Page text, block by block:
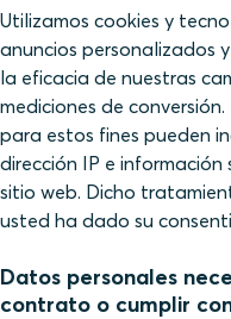
Utilizamos cookies y
anuncios personalizados
la eficacia de nuestras
mediciones de
para estos fines pueden
dirección IP e
sitio web. Dicho
usted ha dado su
Datos personales
contrato o cumplir